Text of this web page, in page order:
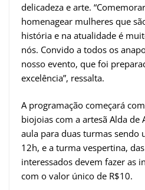
delicadeza e arte.
homenagear mulheres que
história e na atualidade é
nós. Convido a todos os
nosso evento, que foi
excelência”, ressalta.
A programação começará
biojoias com a artesã Alda de
aula para duas turmas sendo
12h, e a turma vespertina,
interessados devem fazer as
com o valor único de R$10.